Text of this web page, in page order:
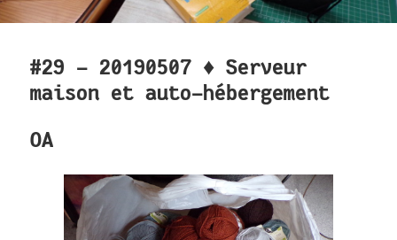
#29 - 20190507 ♦ Serveur
maison et auto-hébergement
OA